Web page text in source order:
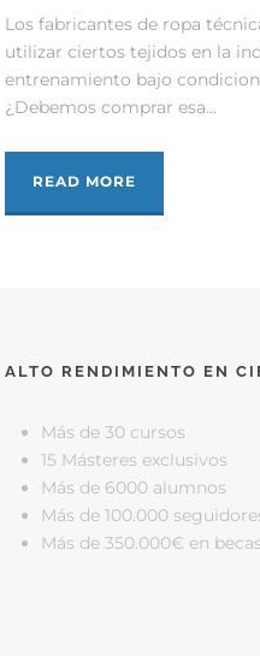
Los fabricantes de ropa
utilizar ciertos tejidos en la
entrenamiento bajo
¿Debemos comprar esa...
READ MORE
ALTO RENDIMIENTO EN
Más de 30 cursos
15 Másteres exclusivos
Más de 6000 alumnos
Más de 100.000
Más de 350.000€ en becas